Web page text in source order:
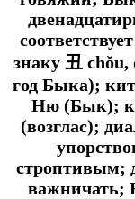
знаку 丑
год Быка);
Ню (Бык);
(возглас);
строптивым;